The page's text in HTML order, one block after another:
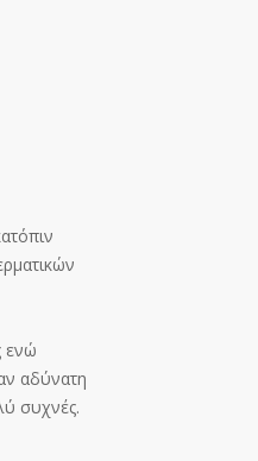
ενώ
αδύνατη
συχνές.